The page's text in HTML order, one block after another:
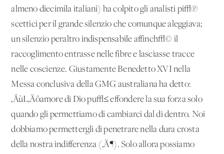
almeno diecimila italiani) ha colpito gli analisti pi√π
scettici per il grande silenzio che comunque aleggiava;
un silenzio peraltro indispensabile affinch√© il
raccoglimento entrasse nelle fibre e lasciasse tracce
nelle coscienze. Giustamente Benedetto XVI nella
Messa conclusiva della GMG australiana ha detto:
‚ÄùL‚Äôamore di Dio pu√≤ effondere la sua forza solo
quando gli permettiamo di cambiarci dal di dentro. Noi
dobbiamo permettergli di penetrare nella dura crosta
della nostra indifferenza (‚Ä¶). Solo allora possiamo